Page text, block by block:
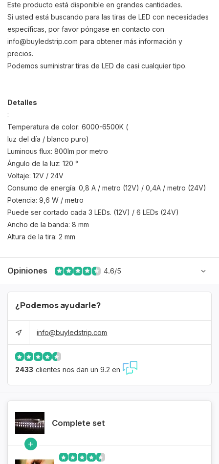
Este producto está disponible en grandes cantidades.
Si usted está buscando para las tiras de LED con necesidades
específicas, por favor póngase en contacto con
info@buyledstrip.com para obtener más información y
precios.
Podemos suministrar tiras de LED de casi cualquier tipo.
Detalles
:
Temperatura de color: 6000-6500K (
luz del día / blanco puro)
Luminous flux: 800lm por metro
Ángulo de la luz: 120 °
Voltaje: 12V / 24V
Consumo de energía: 0,8 A / metro (12V) / 0,4A / metro (24V)
Potencia: 9,6 W / metro
Puede ser cortado cada 3 LEDs. (12V) / 6 LEDs (24V)
Ancho de la banda: 8 mm
Altura de la tira: 2 mm
Opiniones 4.6/5
¿Podemos ayudarle?
info@buyledstrip.com
2433 clientes nos dan un 9.2 en
Complete set